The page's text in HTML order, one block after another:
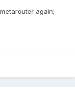
again;